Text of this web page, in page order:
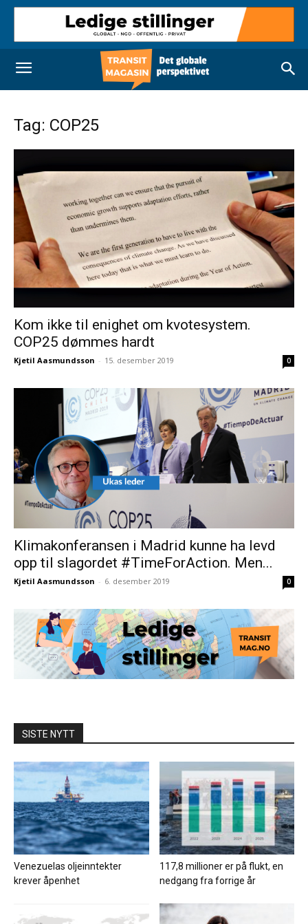
Tag: COP25
Kom ikke til enighet om kvotesystem.
COP25 dømmes hardt
Kjetil Aasmundsson - 15. desember 2019 0
Klimakonferansen i Madrid kunne ha levd
opp til slagordet #TimeForAction. Men...
Kjetil Aasmundsson - 6. desember 2019 0
SISTE NYTT
Venezuelas oljeinntekter
krever åpenhet
117,8 millioner er på flukt, en
nedgang fra forrige år